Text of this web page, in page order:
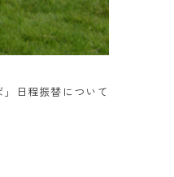
日程振替について